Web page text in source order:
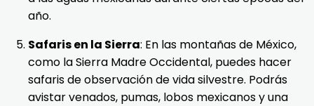
año.
Safaris en la Sierra: En las montañas de México,
como la Sierra Madre Occidental, puedes hacer
safaris de observación de vida silvestre. Podrás
avistar venados, pumas, lobos mexicanos y una